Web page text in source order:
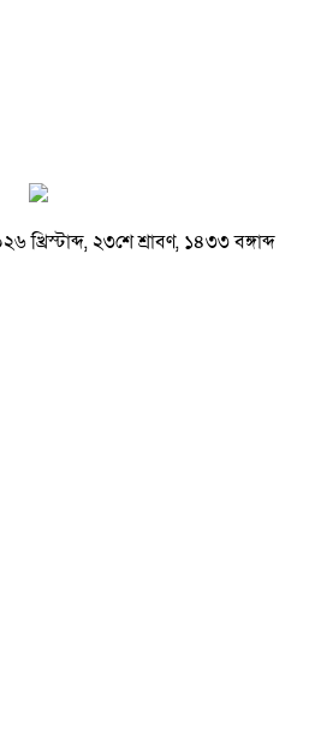
২৩শে শ্রাবণ, ১৪৩৩ বঙ্গাব্দ